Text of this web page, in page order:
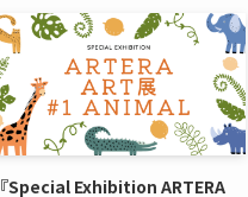
『Special Exhibition ARTERA